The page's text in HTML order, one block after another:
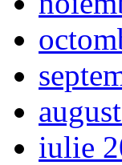
iulie